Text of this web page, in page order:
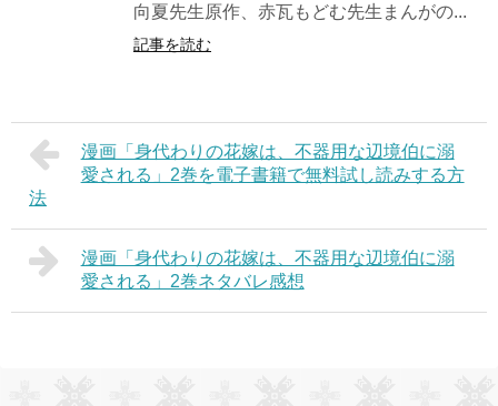
向夏先生原作、赤瓦もどむ先生まんがの...
記事を読む
漫画「身代わりの花嫁は、不器用な辺境伯に溺
愛される」2巻を電子書籍で無料試し読みする方
法
漫画「身代わりの花嫁は、不器用な辺境伯に溺
愛される」2巻ネタバレ感想